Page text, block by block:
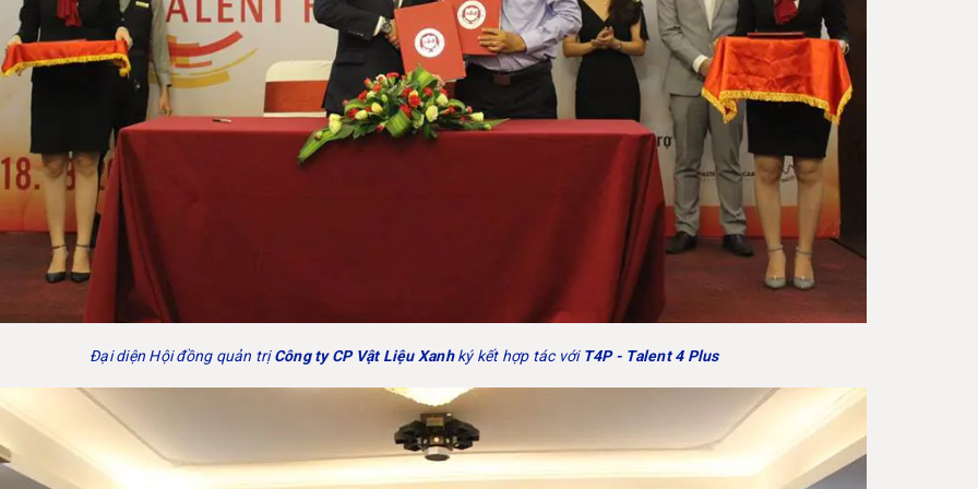
Đại diện Hội đồng quản trịCông ty CP Vật Liệu Xanhký kết hợp tác với T4P - Talent 4 Plus
sơn JICO tại
Nha Trang